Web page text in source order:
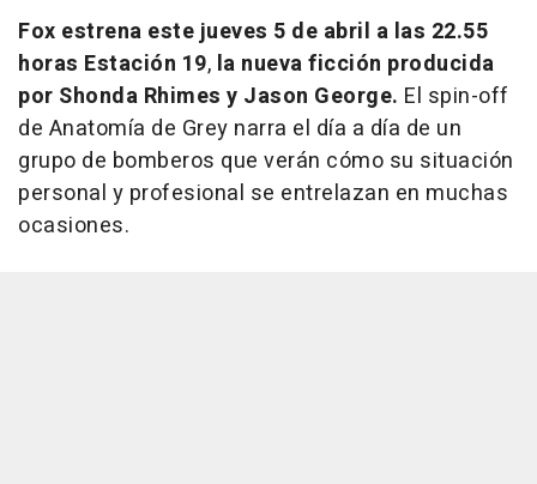
Fox estrena este jueves 5 de abril a las 22.55
horas Estación 19, la nueva ficción producida
por Shonda Rhimes y Jason George. El spin-off
de Anatomía de Grey narra el día a día de un
grupo de bomberos que verán cómo su situación
personal y profesional se entrelazan en muchas
ocasiones.